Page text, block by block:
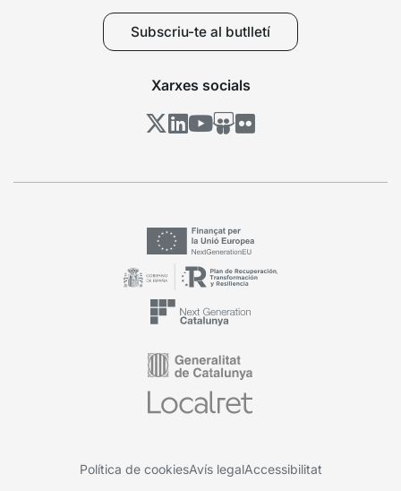
Subscriu-te al butlletí
Xarxes socials
Política de cookiesAvís legalAccessibilitat